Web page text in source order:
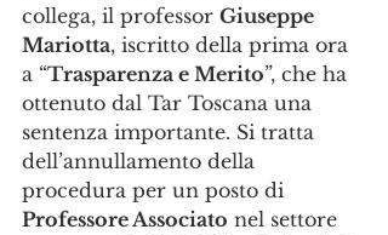
collega, il professor Giuseppe
Mariotta, iscritto della prima ora
a “Trasparenza e Merito”, che ha
ottenuto dal Tar Toscana una
sentenza importante. Si tratta
dell’annullamento della
procedura per un posto di
Professore Associato nel settore